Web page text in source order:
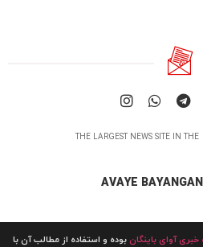
THE LARGEST NEWS SITE IN THE
AVAYE
خبری آوای باینگانبوده و استفاده از مطالب آن با